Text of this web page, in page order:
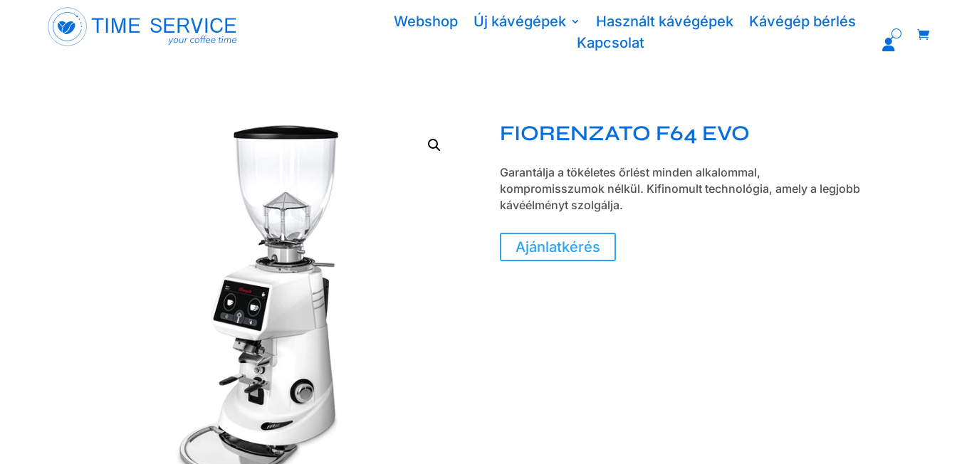
Webshop Új kávégépek Használt kávégépek
Kávégép bérlés
Kapcsolat
FIORENZATO F64 EVO
Garantálja a tökéletes őrlést minden alkalommal,
kompromisszumok nélkül. Kifinomult technológia, amely a legjobb
kávéélményt szolgálja.
Ajánlatkérés